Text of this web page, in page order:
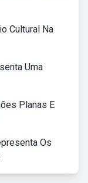
Cultural Na
Uma
Planas E
Os